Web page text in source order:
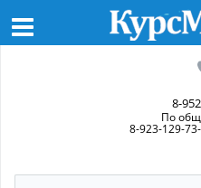
8-
По
8-923-129-